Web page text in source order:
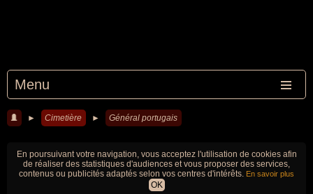
Menu
► Cimetière ► Général portugais
En poursuivant votre navigation, vous acceptez l'utilisation de cookies afin
de réaliser des statistiques d'audiences et vous proposer des services,
contenus ou publicités adaptés selon vos centres d'intérêts. En savoir plus
OK